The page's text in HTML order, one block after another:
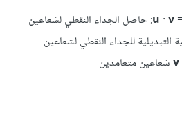
u ·v
التبديلية للجداء النقطي لشعاعين
vشعاعين متعامدين